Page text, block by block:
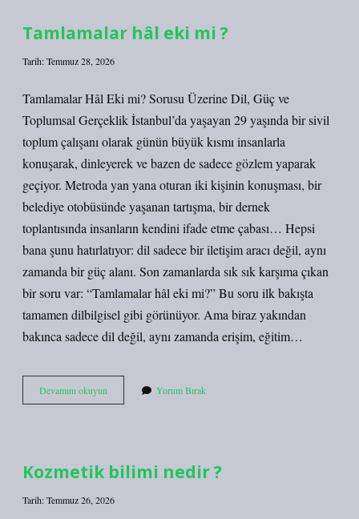
Tamlamalar hâl eki mi ?
Tarih: Temmuz 28, 2026
Tamlamalar Hâl Eki mi? Sorusu Üzerine Dil, Güç ve
Toplumsal Gerçeklik İstanbul’da yaşayan 29 yaşında bir sivil
toplum çalışanı olarak günün büyük kısmı insanlarla
konuşarak, dinleyerek ve bazen de sadece gözlem yaparak
geçiyor. Metroda yan yana oturan iki kişinin konuşması, bir
belediye otobüsünde yaşanan tartışma, bir dernek
toplantısında insanların kendini ifade etme çabası… Hepsi
bana şunu hatırlatıyor: dil sadece bir iletişim aracı değil, aynı
zamanda bir güç alanı. Son zamanlarda sık sık karşıma çıkan
bir soru var: “Tamlamalar hâl eki mi?” Bu soru ilk bakışta
tamamen dilbilgisel gibi görünüyor. Ama biraz yakından
bakınca sadece dil değil, aynı zamanda erişim, eğitim…
Devamını okuyun Tamlamalar
hâl
Yorum Bırak
Kozmetik bilimi nedir ?
Tarih: Temmuz 26, 2026